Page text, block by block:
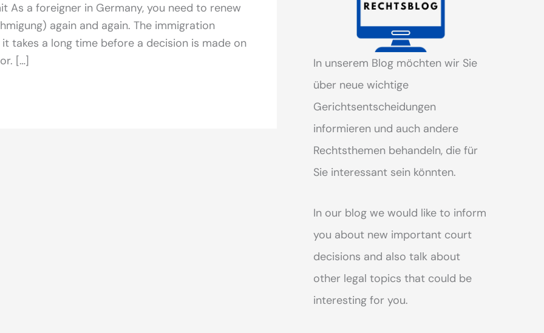
As a foreigner in Germany, you need to renew
again and again. The immigration
takes a long time before a decision is made on
[…]
In unserem Blog möchten wir Sie
über neue wichtige
Gerichtsentscheidungen
informieren und auch andere
Rechtsthemen behandeln, die für
Sie interessant sein könnten.
In our blog we would like to inform
you about new important court
decisions and also talk about
other legal topics that could be
interesting for you.